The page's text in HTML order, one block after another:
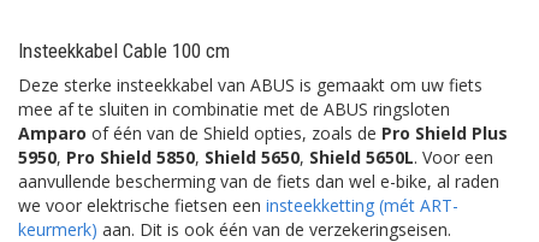
Insteekkabel Cable 100 cm
Deze sterke insteekkabel van ABUS is gemaakt om uw fiets
mee af te sluiten in combinatie met de ABUS ringsloten
Amparo of één van de Shield opties, zoals de Pro Shield Plus
5950, Pro Shield 5850, Shield 5650, Shield 5650L. Voor een
aanvullende bescherming van de fiets dan wel e-bike, al raden
we voor elektrische fietsen een insteekketting (mét ART-
keurmerk) aan. Dit is ook één van de verzekeringseisen.